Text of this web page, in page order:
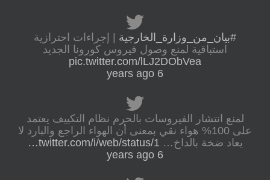
#بيان_من_وزارة_الخارجية | إجراءات احترازية
استباقية لمنع وصول فيروس كورونا الجديد
pic.twitter.com/lLJ2DObVea
6 years ago
لمنع انتشار الفيروسات بالحرم نظام التكييف يعتمد
على 100% هواء نقي بمعنى أن الهواء الراجع والبارد لا
يعاد ضخة بالداخ… twitter.com/i/web/status/1…
6 years ago